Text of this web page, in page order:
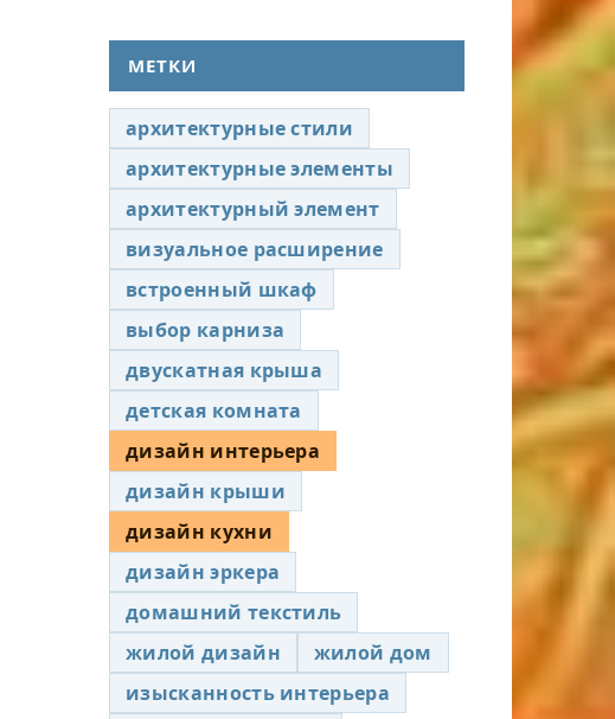
МЕТКИ
архитектурные стили
архитектурные элементы
архитектурный элемент
визуальное расширение
встроенный шкаф
выбор карниза
двускатная крыша
детская комната
дизайн интерьера
дизайн крыши
дизайн кухни
дизайн эркера
домашний текстиль
жилой дизайн
жилой дом
изысканность интерьера